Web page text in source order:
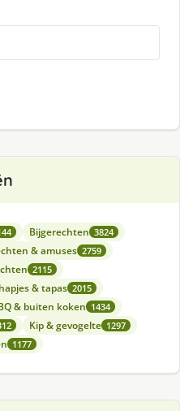
Bijgerechten 3824
& amuses 2759
2115
& tapas 2015
& buiten koken 1434
Kip & gevogelte 1297
1177